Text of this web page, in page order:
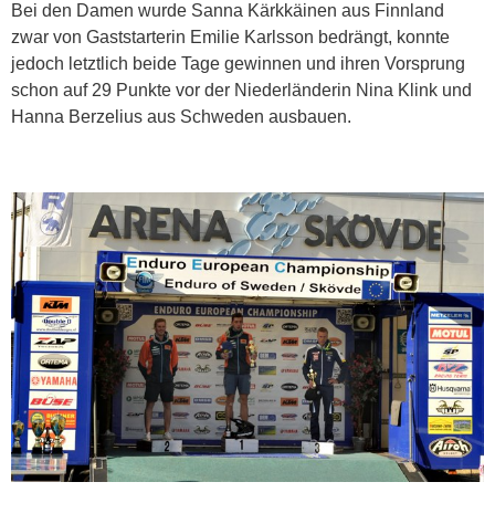
Bei den Damen wurde Sanna Kärkkäinen aus Finnland
zwar von Gaststarterin Emilie Karlsson bedrängt, konnte
jedoch letztlich beide Tage gewinnen und ihren Vorsprung
schon auf 29 Punkte vor der Niederländerin Nina Klink und
Hanna Berzelius aus Schweden ausbauen.